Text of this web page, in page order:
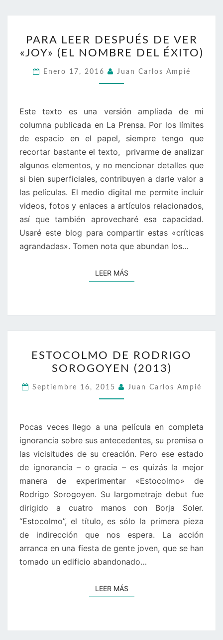
LEER
DESPUÉS
DE
VER
(EL
NOMBRE
DEL
ÉXITO)
PARA LEER DESPUÉS DE VER
«JOY» (EL NOMBRE DEL ÉXITO)
Enero 17, 2016 Juan Carlos Ampié
Este texto es una versión ampliada de mi
columna publicada en La Prensa. Por los límites
de espacio en el papel, siempre tengo que
recortar bastante el texto, privarme de analizar
algunos elementos, y no mencionar detalles que
si bien superficiales, contribuyen a darle valor a
las películas. El medio digital me permite incluir
videos, fotos y enlaces a artículos relacionados,
así que también aprovecharé esa capacidad.
Usaré este blog para compartir estas «críticas
agrandadas». Tomen nota que abundan los…
LEER MÁSLEER MÁS
DE
RODRIGO
SOROGOYEN
(2013)
ESTOCOLMO DE RODRIGO
SOROGOYEN (2013)
Septiembre 16, 2015 Juan Carlos Ampié
Pocas veces llego a una película en completa
ignorancia sobre sus antecedentes, su premisa o
las vicisitudes de su creación. Pero ese estado
de ignorancia – o gracia – es quizás la mejor
manera de experimentar «Estocolmo» de
Rodrigo Sorogoyen. Su largometraje debut fue
dirigido a cuatro manos con Borja Soler.
“Estocolmo”, el título, es sólo la primera pieza
de indirección que nos espera. La acción
arranca en una fiesta de gente joven, que se han
tomado un edificio abandonado…
LEER MÁSLEER MÁS